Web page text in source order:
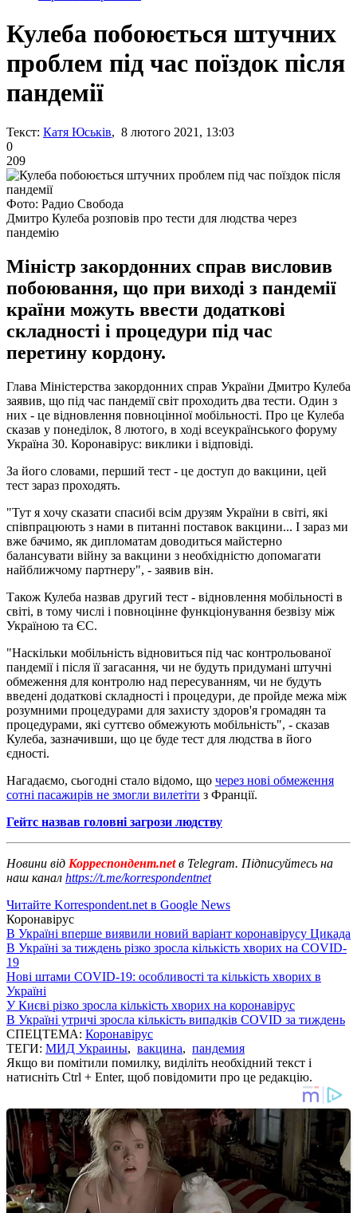
Кулеба побоюється штучних
проблем під час поїздок після
пандемії
Текст: Катя Юськів, 8 лютого 2021, 13:03
0
209
Фото: Радио Свобода
Дмитро Кулеба розповів про тести для людства через
пандемію
Міністр закордонних справ висловив
побоювання, що при виході з пандемії
країни можуть ввести додаткові
складності і процедури під час
перетину кордону.
Глава Міністерства закордонних справ України Дмитро Кулеба
заявив, що під час пандемії світ проходить два тести. Один з
них - це відновлення повноцінної мобільності. Про це Кулеба
сказав у понеділок, 8 лютого, в ході всеукраїнського форуму
Україна 30. Коронавірус: виклики і відповіді.
За його словами, перший тест - це доступ до вакцини, цей
тест зараз проходять.
"Тут я хочу сказати спасибі всім друзям України в світі, які
співпрацюють з нами в питанні поставок вакцини... І зараз ми
вже бачимо, як дипломатам доводиться майстерно
балансувати війну за вакцини з необхідністю допомагати
найближчому партнеру", - заявив він.
Також Кулеба назвав другий тест - відновлення мобільності в
світі, в тому числі і повноцінне функціонування безвізу між
Україною та ЄС.
"Наскільки мобільність відновиться під час контрольованої
пандемії і після її загасання, чи не будуть придумані штучні
обмеження для контролю над пересуванням, чи не будуть
введені додаткові складності і процедури, де пройде межа між
розумними процедурами для захисту здоров'я громадян та
процедурами, які суттєво обмежують мобільність", - сказав
Кулеба, зазначивши, що це буде тест для людства в його
єдності.
Нагадаємо, сьогодні стало відомо, що через нові обмеження
сотні пасажирів не змогли вилетіти з Франції.
Гейтс назвав головні загрози людству
Новини від Корреспондент.netв Telegram. Підписуйтесь на
наш канал https://t.me/korrespondentnet
Читайте Korrespondent.net в Google News
Коронавірус
В Україні вперше виявили новий варіант коронавірусу Цикада
В Україні за тиждень різко зросла кількість хворих на COVID-
19
Нові штами COVID-19: особливості та кількість хворих в
Україні
У Києві різко зросла кількість хворих на коронавірус
В Україні утричі зросла кількість випадків COVID за тиждень
СПЕЦТЕМА: Коронавірус
ТЕГИ: МИД Украины, вакцина, пандемия
Якщо ви помітили помилку, виділіть необхідний текст і
натисніть Ctrl + Enter, щоб повідомити про це редакцію.